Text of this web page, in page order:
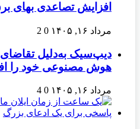
افزایش تصاعدی بهای
مرداد ۱۶, ۱۴۰۵ 0
2
هوش مصنوعی خود را
مرداد ۱۶, ۱۴۰۵ 0
4